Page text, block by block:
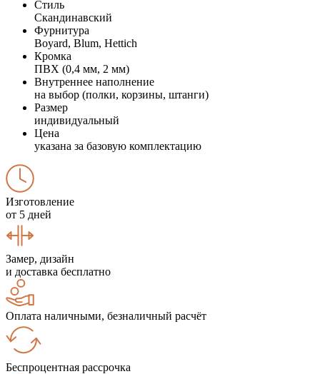
Стиль
Скандинавский
Фурнитура
Boyard, Blum, Hettich
Кромка
ПВХ (0,4 мм, 2 мм)
Внутреннее наполнение
на выбор (полки, корзины, штанги)
Размер
индивидуальный
Цена
указана за базовую комплектацию
Изготовление
от 5 дней
Замер, дизайн
и доставка бесплатно
Оплата наличными, безналичный расчёт
Беспроцентная рассрочка